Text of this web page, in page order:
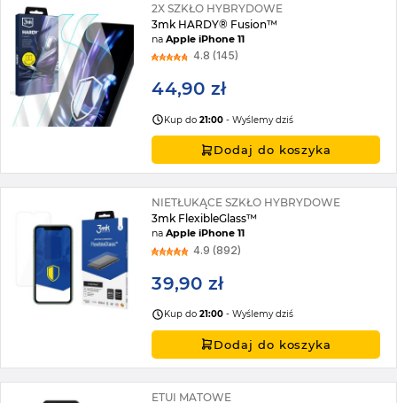
2X SZKŁO HYBRYDOWE
3mk HARDY® Fusion™
naApple iPhone 11
4.8 (145)
44,90 zł
Kup do21:00 - Wyślemy dziś
Dodaj do koszyka
NIETŁUKĄCE SZKŁO HYBRYDOWE
3mk FlexibleGlass™
naApple iPhone 11
4.9 (892)
39,90 zł
Kup do21:00 - Wyślemy dziś
Dodaj do koszyka
ETUI MATOWE